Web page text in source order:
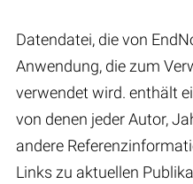
Datendatei, die von
Anwendung, die zum
verwendet wird. enthält
von denen jeder Autor,
andere
Links zu aktuellen